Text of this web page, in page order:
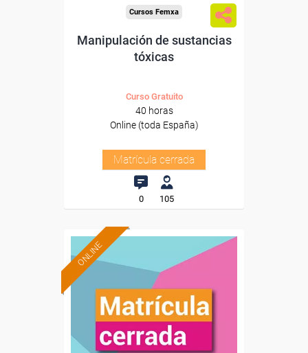
Cursos Femxa
Manipulación de sustancias
tóxicas
Curso Gratuito
40 horas
Online (toda España)
Matrícula cerrada
0 105
ONLINE